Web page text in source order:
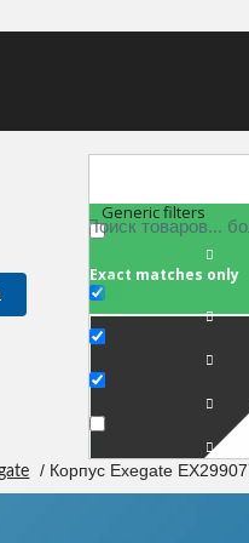
Generic filters
Exact matches only
/ Корпус Exegate